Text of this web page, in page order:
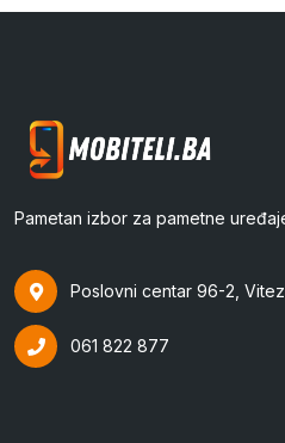
Pametan izbor za pametne
Poslovni centar 96-2,
061 822 877